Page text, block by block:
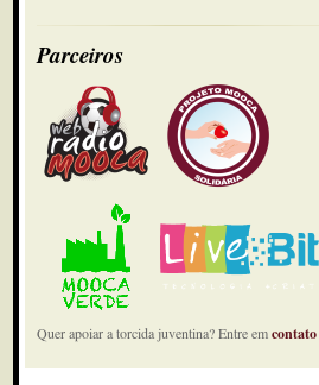
Parceiros
Quer apoiar a torcida juventina? Entre emcontato